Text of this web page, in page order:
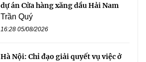
dự án Cửa hàng xăng dầu Hải Nam
Trần Quý
16:28 05/08/2026
Hà Nội: Chỉ đạo giải quyết vụ việc ở